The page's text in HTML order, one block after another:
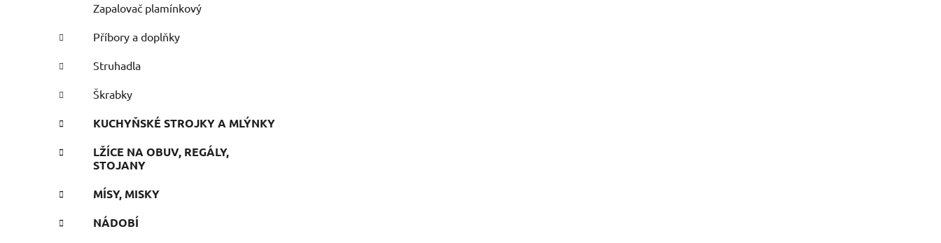
Zapalovač plamínkový
Příbory a doplňky
Struhadla
Škrabky
KUCHYŇSKÉ STROJKY A MLÝNKY
LŽÍCE NA OBUV, REGÁLY,
STOJANY
MÍSY, MISKY
NÁDOBÍ